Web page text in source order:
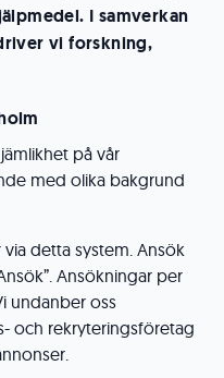
I samverkan
vi forskning,
på vår
med olika bakgrund
detta system. Ansök
Ansökningar per
undanber oss
och rekryteringsföretag